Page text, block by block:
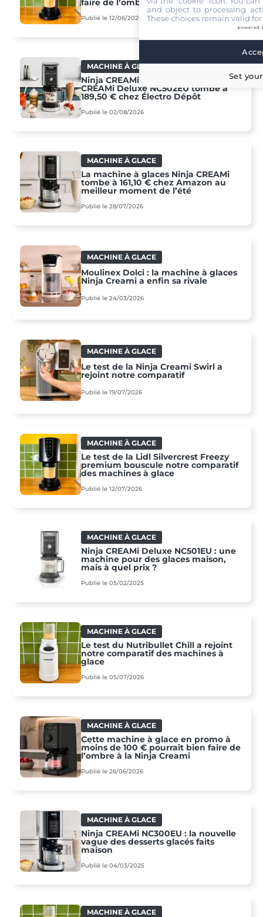
faire de l’ombre à Ninja et Moulinex
Publié le 12/06/2026
MACHINE À GLACE
Ninja CREAMi Deluxe : son prix tom
CREAMi Deluxe NC502EU tombe à
189,50 € chez Électro Dépôt
Publié le 02/08/2026
MACHINE À GLACE
La machine à glaces Ninja CREAMi
tombe à 161,10 € chez Amazon au
meilleur moment de l’été
Publié le 28/07/2026
MACHINE À GLACE
Moulinex Dolci : la machine à glaces
Ninja Creami a enfin sa rivale
Publié le 24/03/2026
MACHINE À GLACE
Le test de la Ninja Creami Swirl a
rejoint notre comparatif
Publié le 19/07/2026
MACHINE À GLACE
Le test de la Lidl Silvercrest Freezy
premium bouscule notre comparatif
des machines à glace
Publié le 12/07/2026
MACHINE À GLACE
Ninja CREAMi Deluxe NC501EU : une
machine pour des glaces maison,
mais à quel prix ?
Publié le 05/02/2025
MACHINE À GLACE
Le test du Nutribullet Chill a rejoint
notre comparatif des machines à
glace
Publié le 05/07/2026
MACHINE À GLACE
Cette machine à glace en promo à
moins de 100 € pourrait bien faire de
l’ombre à la Ninja Creami
Publié le 26/06/2026
MACHINE À GLACE
Ninja CREAMi NC300EU : la nouvelle
vague des desserts glacés faits
maison
Publié le 04/03/2025
MACHINE À GLACE
and object to processing
These choices remain valid
powered
Set